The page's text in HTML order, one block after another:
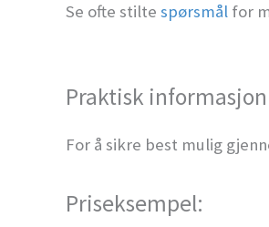
Se ofte stilte spørsmål for
Praktisk
For å sikre best mulig
Priseksempel: